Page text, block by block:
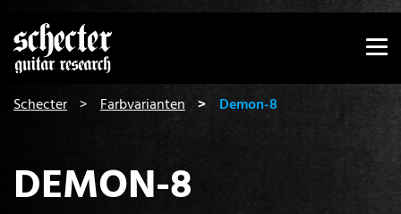
Zeige besser passende Version dieser Seite
Diese Meldung nicht mehr anzeigen
Schecter Farbvarianten Demon-8
DEMON-8